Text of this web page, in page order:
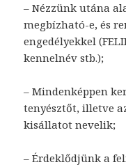
– Nézzünk utána
megbízható-e, és
engedélyekkel
kennelnév stb.);
– Mindenképpen
tenyésztőt, illetve
kisállatot nevelik;
– Érdeklődjünk a